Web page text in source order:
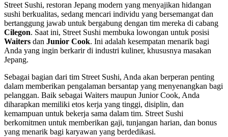
Street Sushi, restoran Jepang modern yang menyajikan hidangan
sushi berkualitas, sedang mencari individu yang bersemangat dan
bertanggung jawab untuk bergabung dengan tim mereka di cabang
Cilegon. Saat ini, Street Sushi membuka lowongan untuk posisi
Waiters dan Junior Cook. Ini adalah kesempatan menarik bagi
Anda yang ingin berkarir di industri kuliner, khususnya masakan
Jepang.
Sebagai bagian dari tim Street Sushi, Anda akan berperan penting
dalam memberikan pengalaman bersantap yang menyenangkan bagi
pelanggan. Baik sebagai Waiters maupun Junior Cook, Anda
diharapkan memiliki etos kerja yang tinggi, disiplin, dan
kemampuan untuk bekerja sama dalam tim. Street Sushi
berkomitmen untuk memberikan gaji, tunjangan harian, dan bonus
yang menarik bagi karyawan yang berdedikasi.